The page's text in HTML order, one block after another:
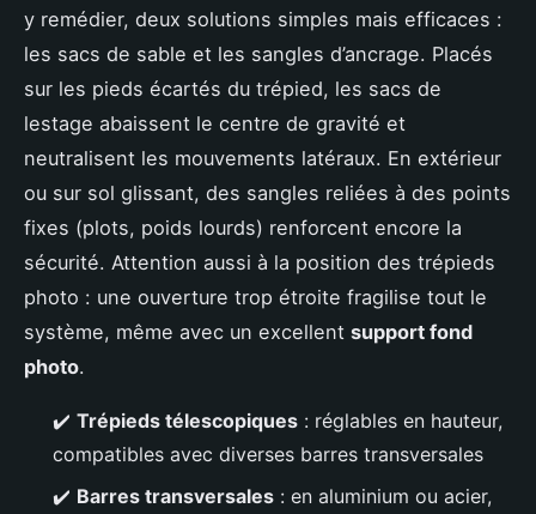
y remédier, deux solutions simples mais efficaces :
les sacs de sable et les sangles d’ancrage. Placés
sur les pieds écartés du trépied, les sacs de
lestage abaissent le centre de gravité et
neutralisent les mouvements latéraux. En extérieur
ou sur sol glissant, des sangles reliées à des points
fixes (plots, poids lourds) renforcent encore la
sécurité. Attention aussi à la position des trépieds
photo : une ouverture trop étroite fragilise tout le
système, même avec un excellent support fond
photo.
✔️ Trépieds télescopiques : réglables en hauteur,
compatibles avec diverses barres transversales
✔️ Barres transversales : en aluminium ou acier,